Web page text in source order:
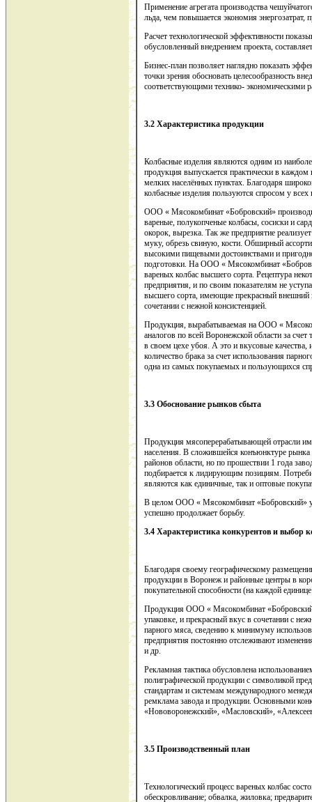
Применение агрегата производства
льда, чем повышается экономия энергозатрат,
Расчет технологической эффективности
обусловленный внедрением проекта,
Бизнес-план позволяет наглядно показать
точки зрения обосновать целесообразность
соответствующими технико- экономическими
3.2 Характеристика продукции
Колбасные изделия являются одним из
продукция выпускается практически в
мелких населённых пунктах. Благодаря
колбасные изделия пользуются спросом у всех
ООО « Мясокомбинат «Бобровский»
вареные, полукопченые колбасы, сосиски и
окорок, вырезка. Так же предприятие
муку, обрезь свиную, кости. Обширный
высокими пищевыми достоинствами и
подготовки. На ООО « Мясокомбинат
вареных колбас высшего сорта. Рецептура
предприятия, и по своим показателям не
высшего сорта, имеющие прекрасный внешний
сочетании с нежной консистенцией.
Продукция, вырабатываемая на ООО «
аналогов по всей Воронежской области за счет
в своем цехе убоя. А это и вкусовые
количество брака за счет использования
одна из самых покупаемых и пользующихся
3.3 Обоснование рынков сбыта
Продукция мясоперерабатывающей отрасли
населения. В сложившейся конъюнктуре
районов области, но по прошествии 1 года
подбирается к лидирующим позициям.
являются как единичные, так и оптовые
В целом ООО « Мясокомбинат «Бобровский»
успешно продолжает борьбу.
3.4 Характеристика конкурентов и выбор
Благодаря своему географическому
продукции в Воронеж и районные центры в
покупательной способности (на каждой
Продукция ООО « Мясокомбинат
упаковке, и прекрасный вкус в сочетании с
парного мяса, сведению к минимуму
предприятия постоянно отслеживают
и др.
Рекламная тактика обусловлена
полиграфической продукции с символикой
стандартам и системам международного
ремклама завода и продукции. Основными
«Нововоронежский», «Масловский»,
3.5 Производственный план
Технологический процесс вареных колбас
обескровливание; обвалка, жиловка;